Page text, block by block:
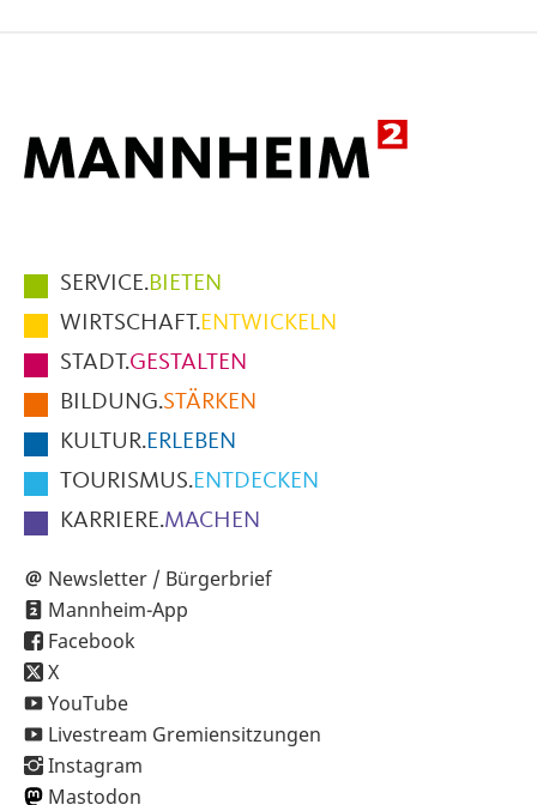
Hauptmenüpunkte
im
Fußbereich
der
Seite
SERVICE.BIETEN
WIRTSCHAFT.ENTWICKELN
STADT.GESTALTEN
BILDUNG.STÄRKEN
KULTUR.ERLEBEN
TOURISMUS.ENTDECKEN
KARRIERE.MACHEN
Newsletter / Bürgerbrief
Mannheim-App
Facebook
X
YouTube
Livestream Gremiensitzungen
Instagram
Mastodon